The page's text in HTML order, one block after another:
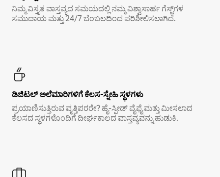
ನಿಮ್ಮ ವಿಸ್ತೃತ ವಾಸ್ತವ್ಯದ ಸಮಯದಲ್ಲಿ ನಮ್ಮ ವಿಶ್ವಾಸಾರ್ಹ ಗೆಸ್ಟ್‌ಗಳ
ಸಮುದಾಯ ಮತ್ತು 24/7 ಬೆಂಬಲದಿಂದ ಪರಿಶೀಲಿಸಲಾಗಿದೆ.
ಡಿಜಿಟಲ್ ಅಲೆಮಾರಿಗಳಿಗೆ ಕೆಲಸ-ಸ್ನೇಹಿ ಸ್ಥಳಗಳು
ಪ್ರಯಾಣಿಸುತ್ತಿರುವ ವೃತ್ತಿಪರರೇ? ಹೈ-ಸ್ಪೀಡ್ ವೈಫೈ ಮತ್ತು ಮೀಸಲಾದ
ಕೆಲಸದ ಸ್ಥಳಗಳೊಂದಿಗೆ ದೀರ್ಘಕಾಲದ ವಾಸ್ತವ್ಯವನ್ನು ಹುಡುಕಿ.